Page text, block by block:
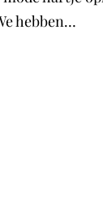
hebben…